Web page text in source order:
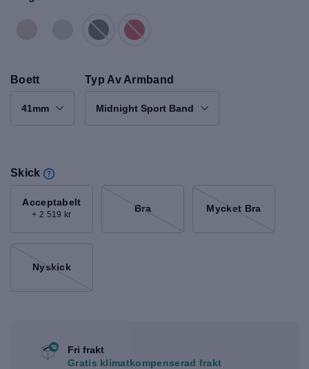
Boett
41mm
Typ Av Armband
Midnight Sport Band
Skick
Acceptabelt
+ 2 519 kr
Bra Mycket Bra
Nyskick
Fri frakt
Gratis klimatkompenserad frakt